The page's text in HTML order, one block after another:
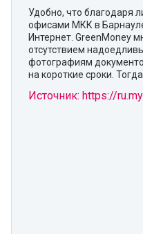
Удобно, что благодаря
офисами МКК в
Интернет. GreenMoney
отсутствием
фотографиям
на короткие сроки.
Источник: https://